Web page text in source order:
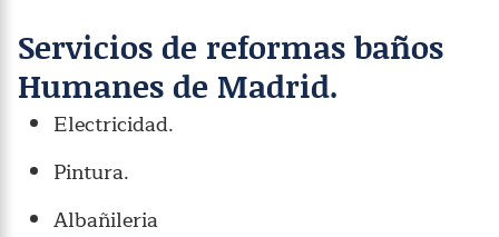
Servicios de reformas baños
Humanes de Madrid.
Electricidad.
Pintura.
Albañileria